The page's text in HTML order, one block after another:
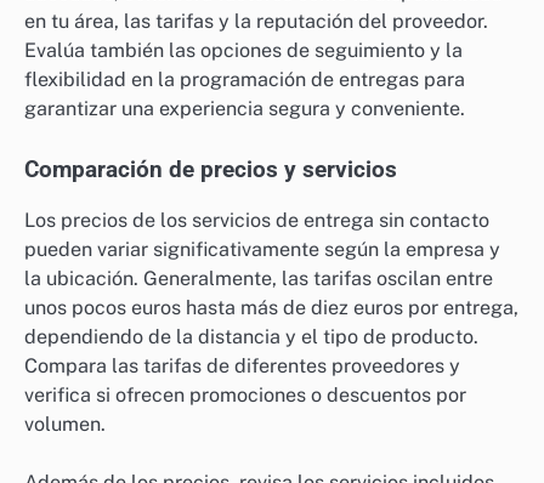
en tu área, las tarifas y la reputación del proveedor.
Evalúa también las opciones de seguimiento y la
flexibilidad en la programación de entregas para
garantizar una experiencia segura y conveniente.
Comparación de precios y servicios
Los precios de los servicios de entrega sin contacto
pueden variar significativamente según la empresa y
la ubicación. Generalmente, las tarifas oscilan entre
unos pocos euros hasta más de diez euros por entrega,
dependiendo de la distancia y el tipo de producto.
Compara las tarifas de diferentes proveedores y
verifica si ofrecen promociones o descuentos por
volumen.